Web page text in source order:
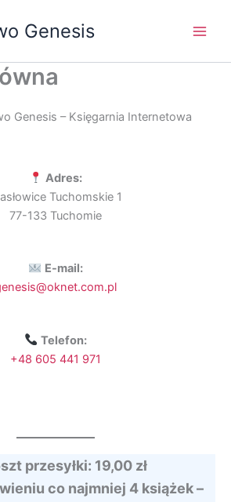
Genesis
Genesis – Księgarnia Internetowa
Adres:
Tuchomskie 1
77-133 Tuchomie
E-mail:
Telefon:
+48 605 441 971
przesyłki: 19,00 zł
co najmniej 4 książek –